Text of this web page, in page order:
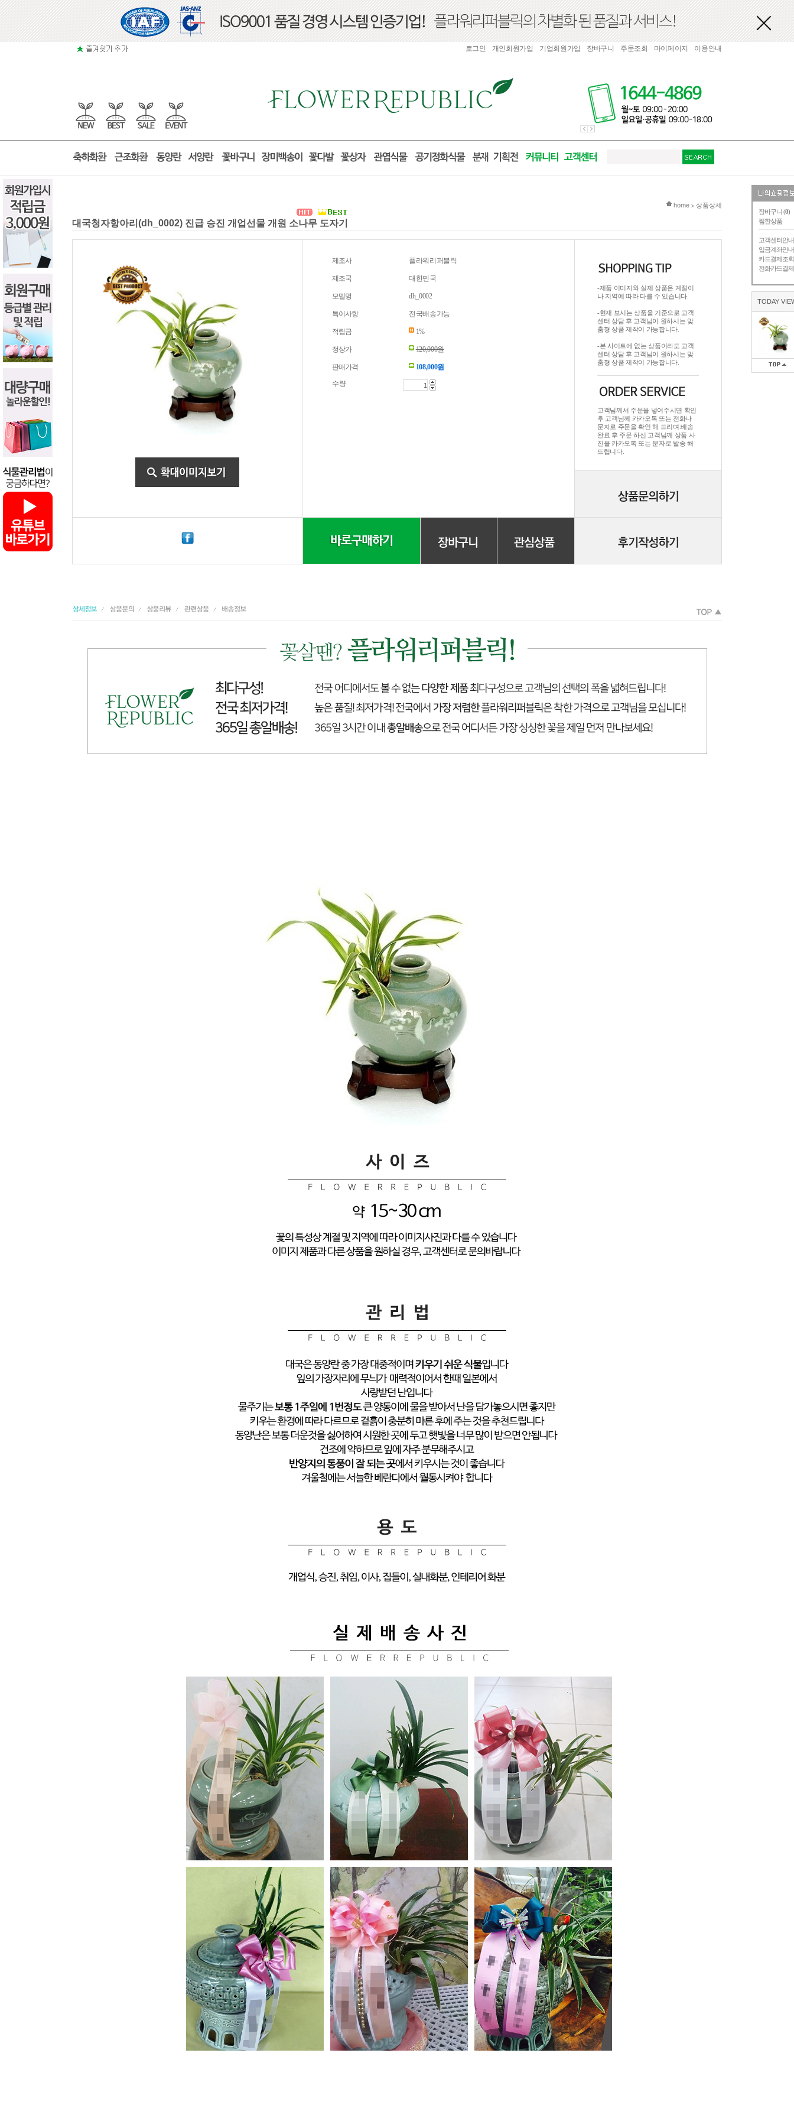
장바구니 (0)
찜한상품
고객센터안내
입금계좌안내
카드결제조회
전화카드결제
TODAY
로그인 개인회원가입 기업회원가입 장바구니 주문조회 마이페이지 이용안내
현재 위치
home > 상품상세
대국청자항아리(dh_0002) 진급 승진 개업선물 개원 소나무 도자기
제조사 플라워리퍼블릭
제조국 대한민국
모델명 dh_0002
특이사항 전국배송가능
적립금 1%
정상가 120,000원
판매가격 108,000원
수량
-제품 이미지와 실제 상품은 계절이
나 지역에 따라 다를 수 있습니다.
-현재 보시는 상품을 기준으로 고객
센터 상담 후 고객님이 원하시는 맞
춤형 상품 제작이 가능합니다.
-본 사이트에 없는 상품이라도 고객
센터 상담 후 고객님이 원하시는 맞
춤형 상품 제작이 가능합니다.
고객님께서 주문을 넣어주시면 확인
후 고객님께 카카오톡 또는 전화나
문자로 주문을 확인 해 드리며.배송
완료 후 주문 하신 고객님께 상품 사
진을 카카오톡 또는 문자로 발송 해
드립니다.